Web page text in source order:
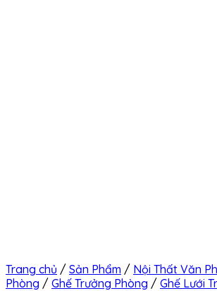
Trang chủ / Sản Phẩm / Nội Thất Văn
Phòng / Ghế Trưởng Phòng / Ghế Lưới